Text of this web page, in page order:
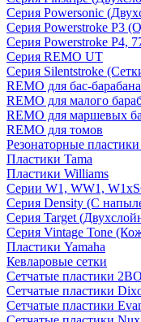
Серия Powersonic
Серия Powerstroke P3
Серия Powerstroke P4,
Серия REMO UT
Серия Silentstroke
REMO для бас-барабана
REMO для малого
REMO для маршевых
REMO для томов
Резонаторные
Пластики Tama
Пластики Williams
Серии W1, WW1,
Серия Density (C
Серия Target
Серия Vintage Tone
Пластики Yamaha
Кевларовые сетки
Сетчатые пластики
Сетчатые пластики
Сетчатые пластики